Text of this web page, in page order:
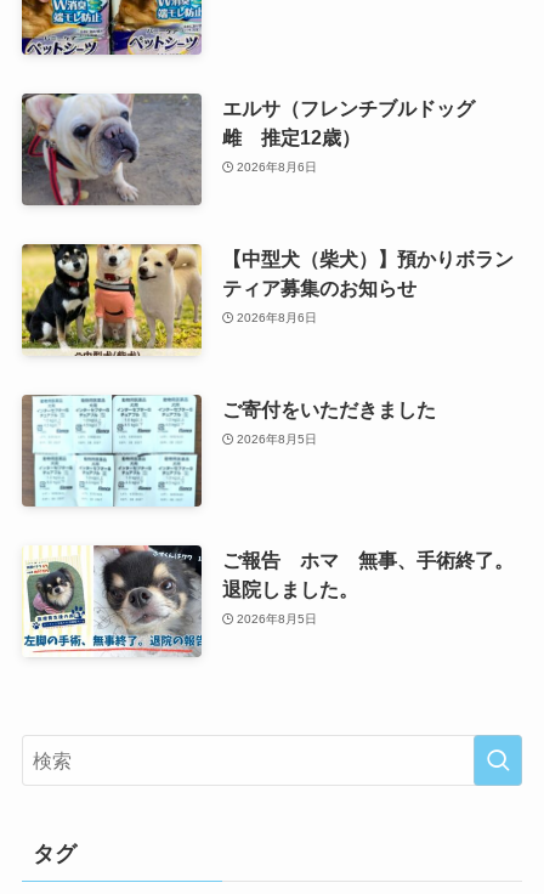
エルサ（フレンチブルドッグ
雌 推定12歳）
2026年8月6日
【中型犬（柴犬）】預かりボラン
ティア募集のお知らせ
2026年8月6日
ご寄付をいただきました
2026年8月5日
ご報告 ホマ 無事、手術終了。
退院しました。
2026年8月5日
タグ